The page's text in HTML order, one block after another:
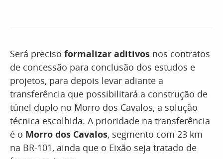
Será preciso formalizar aditivos nos contratos
de concessão para conclusão dos estudos e
projetos, para depois levar adiante a
transferência que possibilitará a construção de
túnel duplo no Morro dos Cavalos, a solução
técnica escolhida. A prioridade na transferência
é o Morro dos Cavalos, segmento com 23 km
na BR-101, ainda que o Eixão seja tratado de